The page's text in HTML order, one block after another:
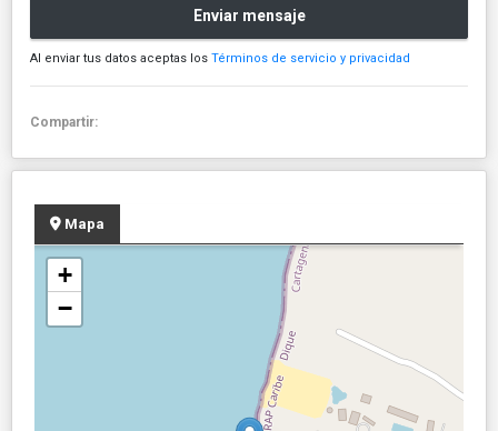
Enviar mensaje
Al enviar tus datos aceptas los Términos de servicio y privacidad
Compartir:
Mapa
+
−